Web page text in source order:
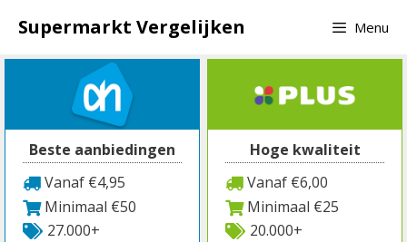
naar
inhoud
Supermarkt Vergelijken Menu
Beste aanbiedingen
Vanaf €4,95
Minimaal €50
27.000+
Hoge kwaliteit
Vanaf €6,00
Minimaal €25
20.000+